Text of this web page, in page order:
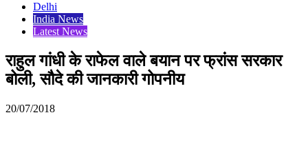
Delhi
India News
Latest News
राहुल गांधी के राफेल वाले बयान पर फ्रांस सरकार
बोली, सौदे की जानकारी गोपनीय
20/07/2018